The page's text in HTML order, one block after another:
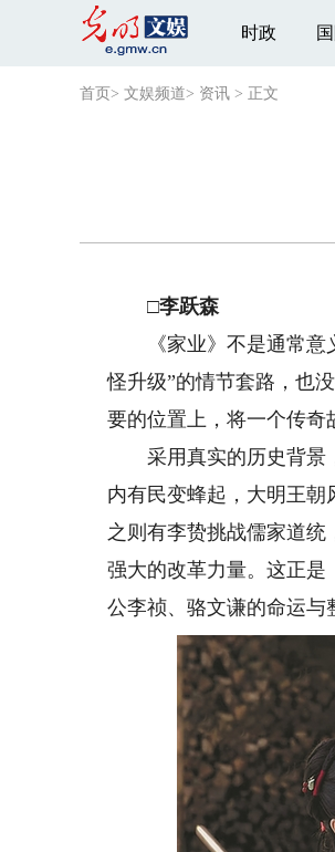
时政
首页 > 文娱频道> 资讯 > 正文
□李跃森
《家业》不是通常意义
怪升级”的情节套路，也
要的位置上，将一个传奇
采用真实的历史背景，
内有民变蜂起，大明王
之则有李贽挑战儒家道
强大的改革力量。这正是
公李祯、骆文谦的命运与